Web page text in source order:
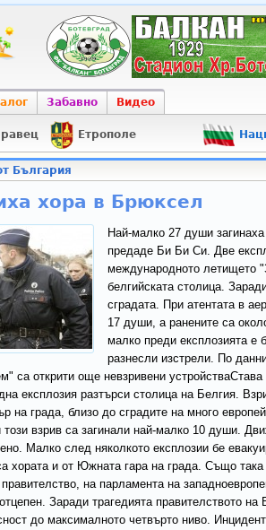
Забавно Видео
Етрополе
България
хора в Брюксел
Най-малко 27 души
предаде Би Би Си. Две
международното летището
белгийската столица.
сградата. При атентата в
17 души, а ранените са
малко преди експлозията е
разнесли изстрели. По
са открити още невзривени
експлозия разтърси столица на Белгия.
на града, близо до сградите на много
взрив са загинали най-малко 10 души.
Малко след няколкото експлозии бе
хората и от Южната гара на града. Също така
на парламента на
Заради трагедията правителството
до максималното четвърто ниво.